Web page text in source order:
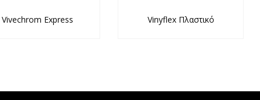
Vivechrom Express Vinyflex Πλαστικό